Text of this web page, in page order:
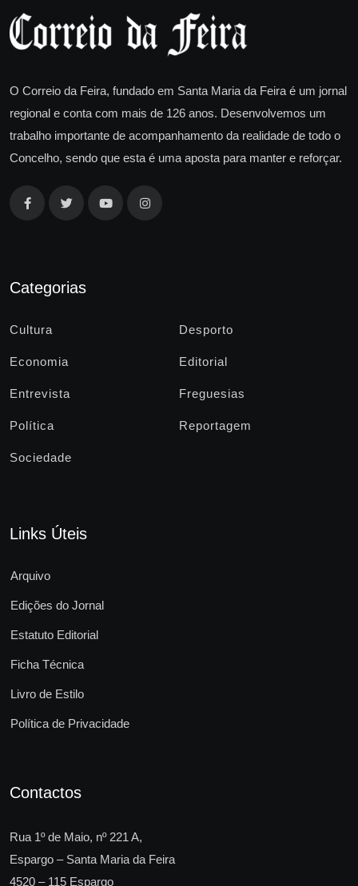
O Correio da Feira, fundado em Santa Maria da Feira é um jornal
regional e conta com mais de 126 anos. Desenvolvemos um
trabalho importante de acompanhamento da realidade de todo o
Concelho, sendo que esta é uma aposta para manter e reforçar.
Categorias
Cultura Desporto
Economia Editorial
Entrevista Freguesias
Política Reportagem
Sociedade
Links Úteis
Arquivo
Edições do Jornal
Estatuto Editorial
Ficha Técnica
Livro de Estilo
Política de Privacidade
Contactos
Rua 1º de Maio, nº 221 A,
Espargo – Santa Maria da Feira
4520 – 115 Espargo